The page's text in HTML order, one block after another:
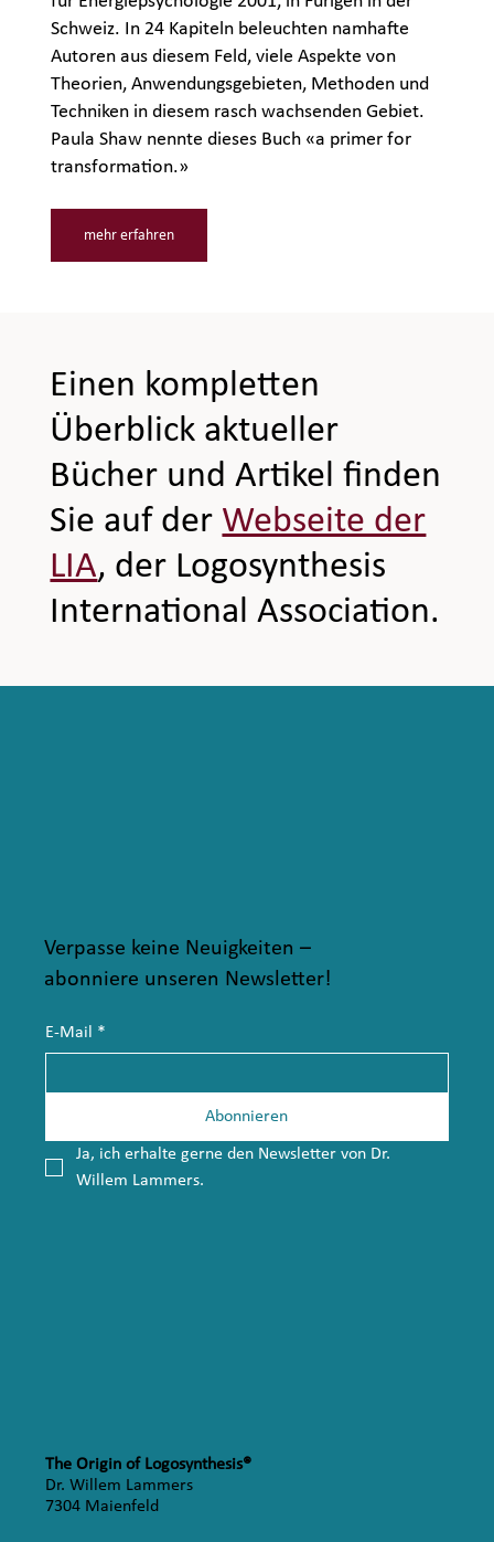
Schweiz. In 24 Kapiteln beleuchten namhafte
Autoren aus diesem Feld, viele Aspekte von
Theorien, Anwendungsgebieten, Methoden und
Techniken in diesem rasch wachsenden Gebiet.
Paula Shaw nennte dieses Buch «a primer for
transformation.»
mehr erfahren
Einen kompletten
Überblick aktueller
Bücher und Artikel finden
Sie auf der Webseite der
LIA, der Logosynthesis
International Association.
Verpasse keine Neuigkeiten –
abonniere unseren Newsletter!
The Origin of Logosynthesis®
Dr. Willem Lammers
7304 Maienfeld
E-Mail *
Abonnieren
Ja, ich erhalte gerne den Newsletter von Dr.
Willem Lammers.